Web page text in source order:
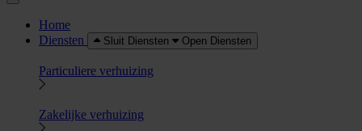
Home
Diensten
Sluit Diensten Open Diensten
Particuliere verhuizing
Zakelijke verhuizing